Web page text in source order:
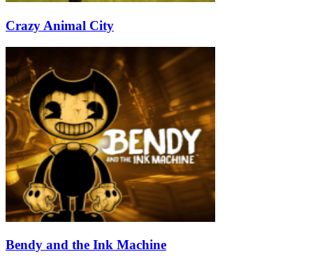
Crazy Animal City
Bendy and the Ink Machine